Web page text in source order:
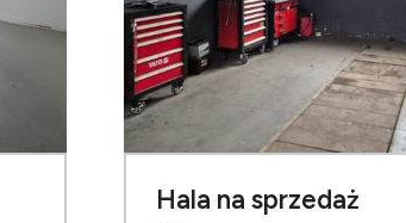
Hala na sprzedaż